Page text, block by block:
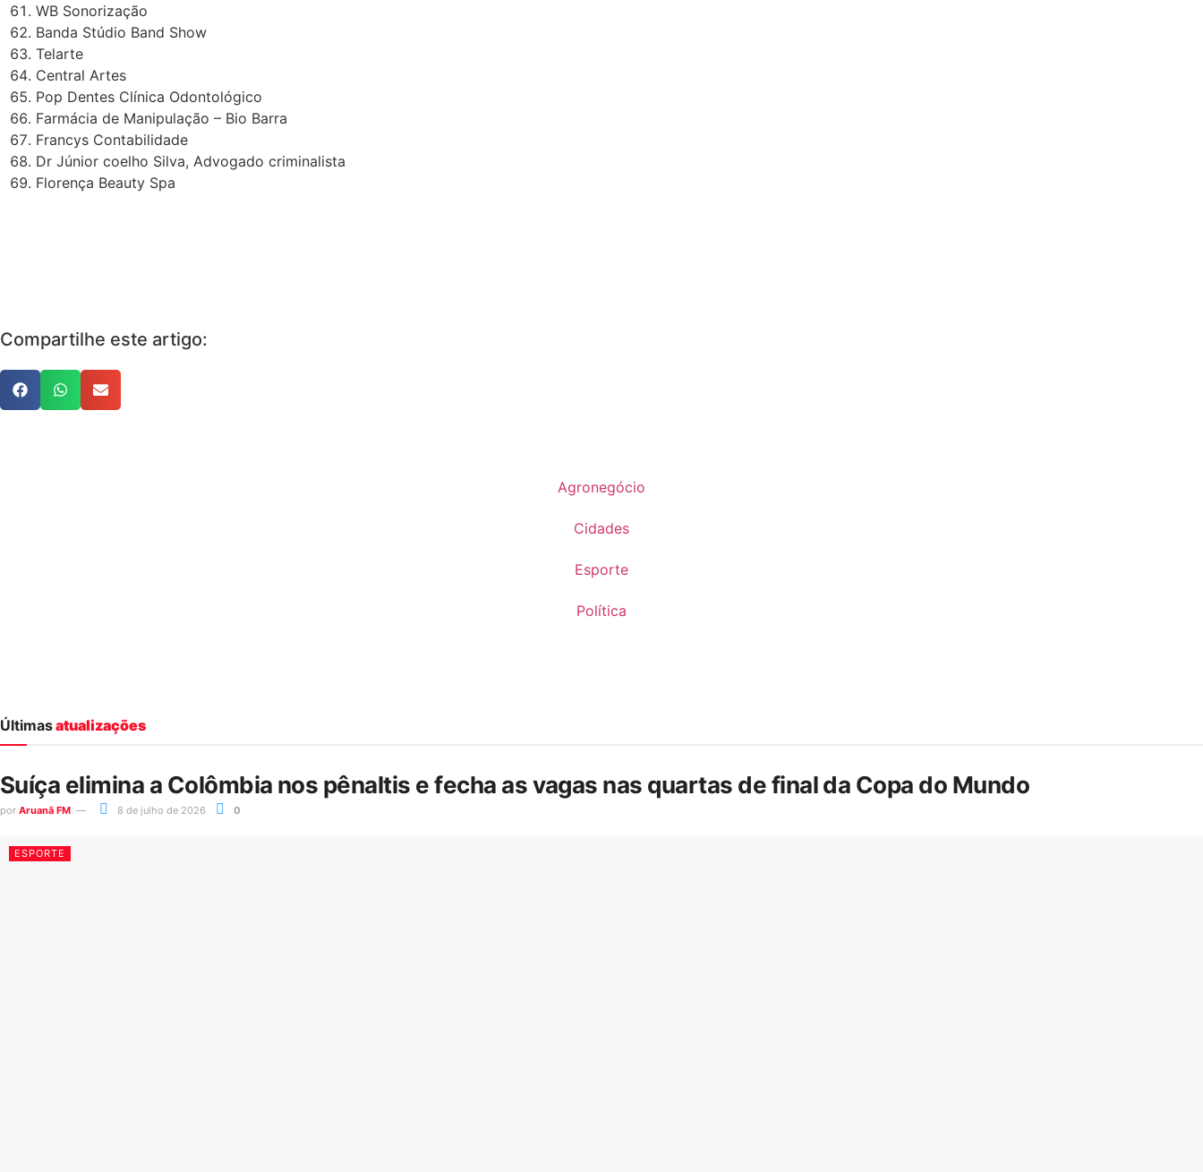
WB Sonorização
Banda Stúdio Band Show
Telarte
Central Artes
Pop Dentes Clínica Odontológico
Farmácia de Manipulação – Bio Barra
Francys Contabilidade
Dr Júnior coelho Silva, Advogado criminalista
Florença Beauty Spa
Compartilhe este artigo:
Agronegócio
Cidades
Esporte
Política
Últimasatualizações
Suíça elimina a Colômbia nos pênaltis e fecha as vagas nas quartas de final da Copa do Mundo
por Aruanã FM 8 de julho de 2026 0
ESPORTE